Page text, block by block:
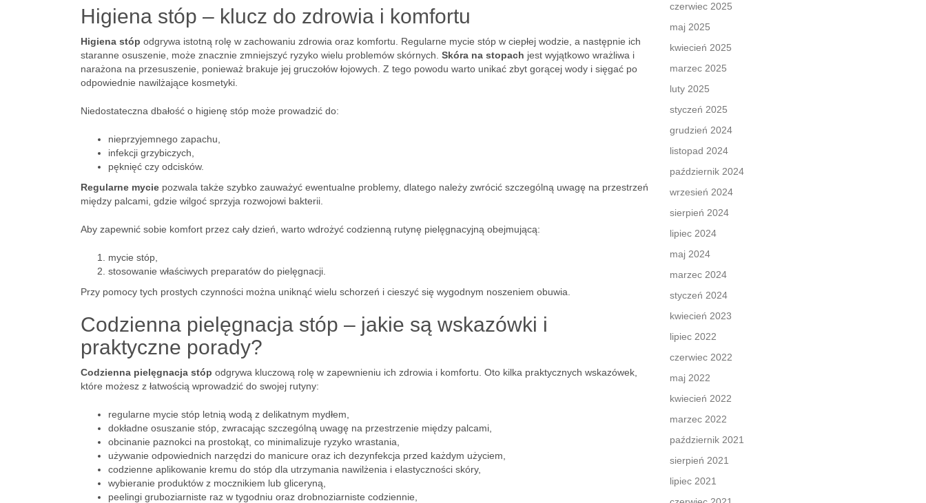
Higiena stóp – klucz do zdrowia i komfortu
Higiena stóp odgrywa istotną rolę w zachowaniu zdrowia oraz komfortu. Regularne mycie stóp w ciepłej wodzie, a następnie ich
staranne osuszenie, może znacznie zmniejszyć ryzyko wielu problemów skórnych. Skóra na stopach jest wyjątkowo wrażliwa i
narażona na przesuszenie, ponieważ brakuje jej gruczołów łojowych. Z tego powodu warto unikać zbyt gorącej wody i sięgać po
odpowiednie nawilżające kosmetyki.
Niedostateczna dbałość o higienę stóp może prowadzić do:
nieprzyjemnego zapachu,
infekcji grzybiczych,
pęknięć czy odcisków.
Regularne mycie pozwala także szybko zauważyć ewentualne problemy, dlatego należy zwrócić szczególną uwagę na przestrzeń
między palcami, gdzie wilgoć sprzyja rozwojowi bakterii.
Aby zapewnić sobie komfort przez cały dzień, warto wdrożyć codzienną rutynę pielęgnacyjną obejmującą:
mycie stóp,
stosowanie właściwych preparatów do pielęgnacji.
Przy pomocy tych prostych czynności można uniknąć wielu schorzeń i cieszyć się wygodnym noszeniem obuwia.
Codzienna pielęgnacja stóp – jakie są wskazówki i
praktyczne porady?
Codzienna pielęgnacja stóp odgrywa kluczową rolę w zapewnieniu ich zdrowia i komfortu. Oto kilka praktycznych wskazówek,
które możesz z łatwością wprowadzić do swojej rutyny:
regularne mycie stóp letnią wodą z delikatnym mydłem,
dokładne osuszanie stóp, zwracając szczególną uwagę na przestrzenie między palcami,
obcinanie paznokci na prostokąt, co minimalizuje ryzyko wrastania,
używanie odpowiednich narzędzi do manicure oraz ich dezynfekcja przed każdym użyciem,
codzienne aplikowanie kremu do stóp dla utrzymania nawilżenia i elastyczności skóry,
wybieranie produktów z mocznikiem lub gliceryną,
peelingi gruboziarniste raz w tygodniu oraz drobnoziarniste codziennie,
czerwiec 2025
maj 2025
kwiecień 2025
marzec 2025
luty 2025
styczeń 2025
grudzień 2024
listopad 2024
październik 2024
wrzesień 2024
sierpień 2024
lipiec 2024
maj 2024
marzec 2024
styczeń 2024
kwiecień 2023
lipiec 2022
czerwiec 2022
maj 2022
kwiecień 2022
marzec 2022
październik 2021
sierpień 2021
lipiec 2021